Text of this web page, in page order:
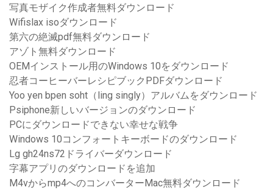
写真モザイク作成者無料ダウンロード
Wifislax isoダウンロード
第六の絶滅pdf無料ダウンロード
アゾト無料ダウンロード
OEMインストール用のWindows 10をダウンロード
忍者コーヒーバーレシピブックPDFダウンロード
Yoo yen bpen soht（ling singly）アルバムをダウンロード
Psiphone新しいバージョンのダウンロード
PCにダウンロードできない幸せな戦争
Windows 10コンフォートキーボードのダウンロード
Lg gh24ns72ドライバーダウンロード
字幕アプリのダウンロードを追加
M4vからmp4へのコンバーターMac無料ダウンロード